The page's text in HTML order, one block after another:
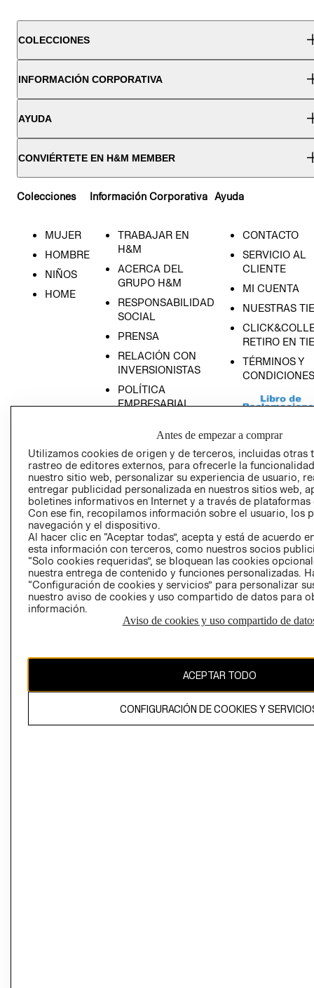
COLECCIONES
INFORMACIÓN CORPORATIVA
AYUDA
CONVIÉRTETE EN H&M MEMBER
Colecciones
MUJER
HOMBRE
NIÑOS
HOME
Información Corporativa
TRABAJAR EN
H&M
ACERCA DEL
GRUPO H&M
RESPONSABILIDAD
SOCIAL
PRENSA
RELACIÓN CON
INVERSIONISTAS
POLÍTICA
EMPRESARIAL
Ayuda
CONTACTO
SERVICIO AL
CLIENTE
MI CUENTA
NUESTRAS
RETIRO EN
TÉRMINOS Y
CONDICIONES
AVISO DE
PRIVACIDAD
GIFT CARD
El contenido de esta página web está protegido por copyright y es
Antes de empezar a comprar
Utilizamos cookies de origen y de terceros, incluidas otras
rastreo de editores externos, para ofrecerle la
nuestro sitio web, personalizar su experiencia de usuario,
entregar publicidad personalizada en nuestros sitios web,
boletines informativos en Internet y a través de plataformas
Con ese fin, recopilamos información sobre el usuario, los
navegación y el dispositivo.
Al hacer clic en “Aceptar todas”, acepta y está de acuerdo
esta información con terceros, como nuestros socios
“Solo cookies requeridas”, se bloquean las cookies
nuestra entrega de contenido y funciones personalizadas.
“Configuración de cookies y servicios” para personalizar
nuestro aviso de cookies y uso compartido de datos para
información.
Aviso de cookies y uso compartido de
ACEPTAR TODO
CONFIGURACIÓN DE COOKIES Y